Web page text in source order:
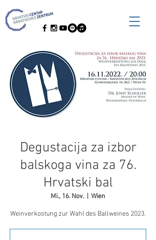
Degustacija za izbor
balskoga vina za 76.
Hrvatski bal
Mi., 16. Nov.
  |
Wien
Weinverkostung zur Wahl des Ballweines 2023.